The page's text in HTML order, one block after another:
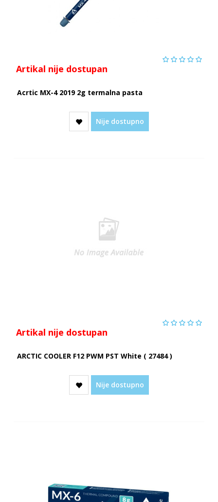
Artikal nije dostupan
Acrtic MX-4 2019 2g termalna pasta
Nije dostupno
Artikal nije dostupan
ARCTIC COOLER F12 PWM PST White ( 27484 )
Nije dostupno